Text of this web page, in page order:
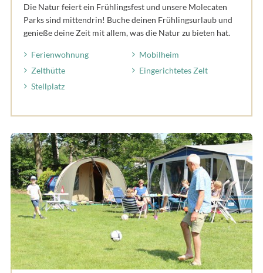
Die Natur feiert ein Frühlingsfest und unsere Molecaten
Parks sind mittendrin! Buche deinen Frühlingsurlaub und
genieße deine Zeit mit allem, was die Natur zu bieten hat.
Ferienwohnung
Mobilheim
Zelthütte
Eingerichtetes Zelt
Stellplatz